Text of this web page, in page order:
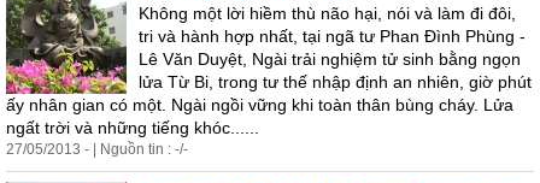
Không một lời hiềm thù não hại, nói và làm đi đôi,
tri và hành hợp nhất, tại ngã tư Phan Đình Phùng -
Lê Văn Duyệt, Ngài trải nghiệm tử sinh bằng ngọn
lửa Từ Bi, trong tư thế nhập định an nhiên, giờ phút
ấy nhân gian có một. Ngài ngồi vững khi toàn thân bùng cháy. Lửa
ngất trời và những tiếng khóc......
27/05/2013 - | Nguồn tin : -/-